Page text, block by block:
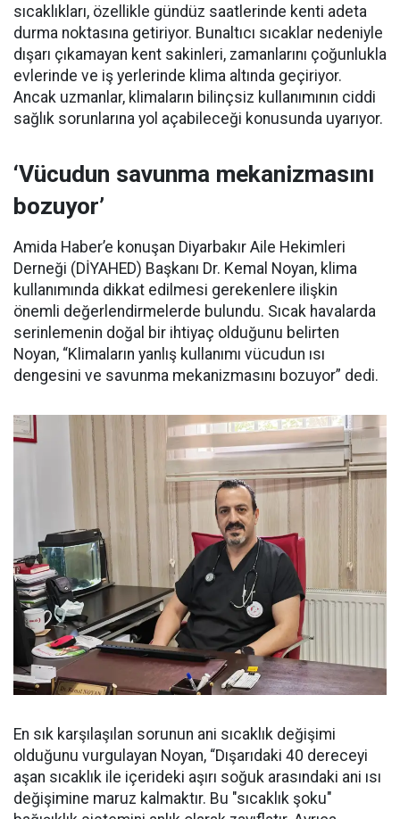
sıcaklıkları, özellikle gündüz saatlerinde kenti adeta
durma noktasına getiriyor. Bunaltıcı sıcaklar nedeniyle
dışarı çıkamayan kent sakinleri, zamanlarını çoğunlukla
evlerinde ve iş yerlerinde klima altında geçiriyor.
Ancak uzmanlar, klimaların bilinçsiz kullanımının ciddi
sağlık sorunlarına yol açabileceği konusunda uyarıyor.
‘Vücudun savunma mekanizmasını
bozuyor’
Amida Haber’e konuşan Diyarbakır Aile Hekimleri
Derneği (DİYAHED) Başkanı Dr. Kemal Noyan, klima
kullanımında dikkat edilmesi gerekenlere ilişkin
önemli değerlendirmelerde bulundu. Sıcak havalarda
serinlemenin doğal bir ihtiyaç olduğunu belirten
Noyan, “Klimaların yanlış kullanımı vücudun ısı
dengesini ve savunma mekanizmasını bozuyor” dedi.
En sık karşılaşılan sorunun ani sıcaklık değişimi
olduğunu vurgulayan Noyan, “Dışarıdaki 40 dereceyi
aşan sıcaklık ile içerideki aşırı soğuk arasındaki ani ısı
değişimine maruz kalmaktır. Bu "sıcaklık şoku"